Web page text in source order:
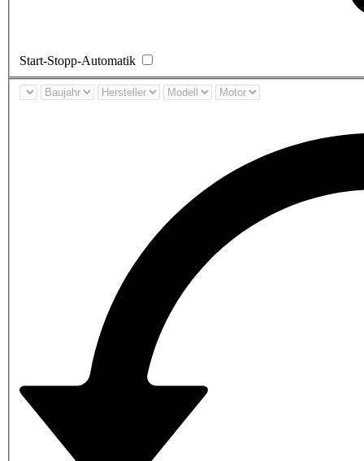
Start-Stopp-Automatik